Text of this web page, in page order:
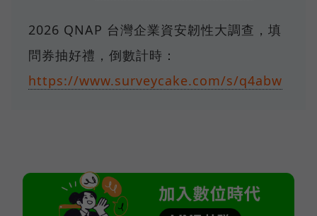
2026 QNAP 台灣企業資安韌性大調查，填
問券抽好禮，倒數計時：
https://www.surveycake.com/s/q4abw